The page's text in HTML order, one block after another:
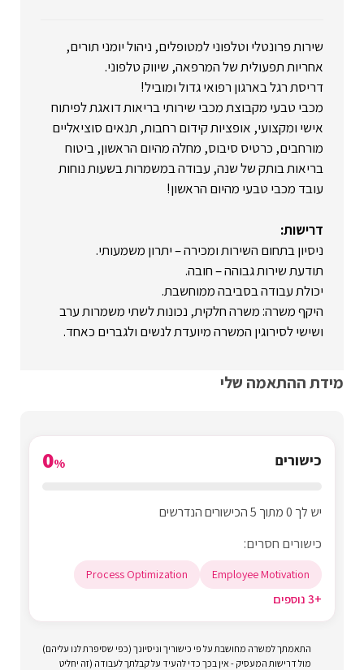
שירות פרונטלי וטלפוני למטופלים, ניהול יומני תורים,
אחריות תפעולית של המרפאה, שיווק טלפוני.
דריסת רגל בארגון רפואי גדול ומוביל!
מכבי טבעי מקבוצת מכבי שירותי בריאות דואגת לפיתוח
אישי ומקצועי, אופציות קידום רחבות, תנאים סוציאליים
מורחבים, כרטיס סיבוס, מחלה מהיום הראשון, ביטוח
בריאות בותק של שנה, עבודה במשמרות בשעות נוחות
עובד מכבי טבעי מהיום הראשון!
דרישות:
ניסיון בתחום השירות ומכירה – יתרון משמעותי.
תודעת שירות גבוהה – חובה.
יכולת עבודה בסביבה ממוחשבת.
היקף משרה: משרה חלקית, נכונות לשתי משמרות ערב
ושישי לסירוגין המשרה מיועדת לנשים ולגברים כאחד.
מידת ההתאמה שלי
כישורים 0%
יש לך 0 מתוך 5 הכישורים הנדרשים
כישורים חסרים:
Employee Motivation
Process Optimization
+3 נוספים
התאמתך למשרה מחושבת על פי כישוריך וניסיונך (כפי שסיפרת לנו עליהם)
מול דרישות המעסיק - אין בכך כדי להעיד על קבלתך לעבודה (זה יחליט